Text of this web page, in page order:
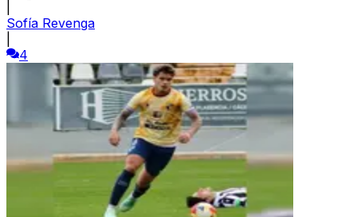
Sofía Revenga
4